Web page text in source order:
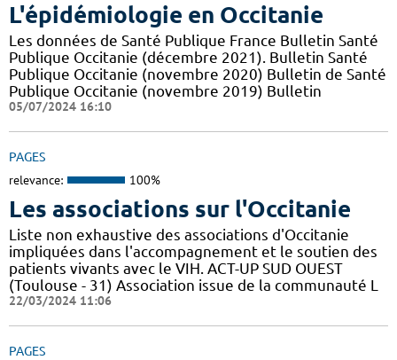
L'épidémiologie en Occitanie
Les données de Santé Publique France Bulletin Santé
Publique Occitanie (décembre 2021). Bulletin Santé
Publique Occitanie (novembre 2020) Bulletin de Santé
Publique Occitanie (novembre 2019) Bulletin
05/07/2024 16:10
PAGES
relevance: 100%
Les associations sur l'Occitanie
Liste non exhaustive des associations d'Occitanie
impliquées dans l'accompagnement et le soutien des
patients vivants avec le VIH. ACT-UP SUD OUEST
(Toulouse - 31) Association issue de la communauté L
22/03/2024 11:06
PAGES